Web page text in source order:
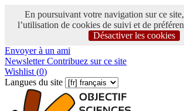
En poursuivant votre navigation sur ce
l’utilisation de cookies de suivi et de
Désactiver les cookies
Envoyer à un ami
NewsletterContribuez sur ce site
Wishlist (0)
Langues du site